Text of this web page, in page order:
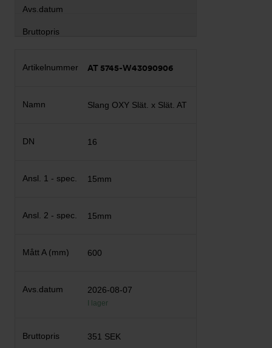
AT 5745-W43090906
Slang OXY Slät. x Slät. AT
16
15mm
15mm
600
2026-08-07
I lager
351 SEK